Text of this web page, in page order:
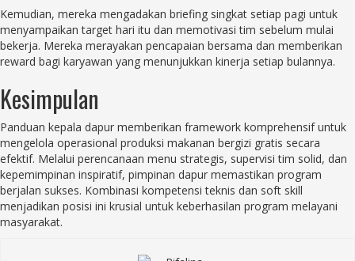
Kemudian, mereka mengadakan briefing singkat setiap pagi untuk
menyampaikan target hari itu dan memotivasi tim sebelum mulai
bekerja. Mereka merayakan pencapaian bersama dan memberikan
reward bagi karyawan yang menunjukkan kinerja setiap bulannya.
Kesimpulan
Panduan kepala dapur memberikan framework komprehensif untuk
mengelola operasional produksi makanan bergizi gratis secara
efektif. Melalui perencanaan menu strategis, supervisi tim solid, dan
kepemimpinan inspiratif, pimpinan dapur memastikan program
berjalan sukses. Kombinasi kompetensi teknis dan soft skill
menjadikan posisi ini krusial untuk keberhasilan program melayani
masyarakat.